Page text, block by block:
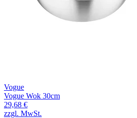
Vogue
Vogue Wok 30cm
29,68 €
zzgl. MwSt.